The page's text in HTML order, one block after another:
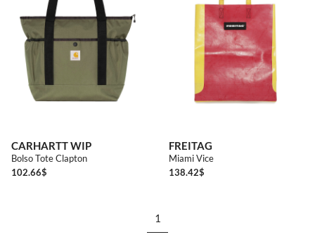
CARHARTT WIP
Bolso Tote Clapton
102.66$
FREITAG
Miami Vice
138.42$
1